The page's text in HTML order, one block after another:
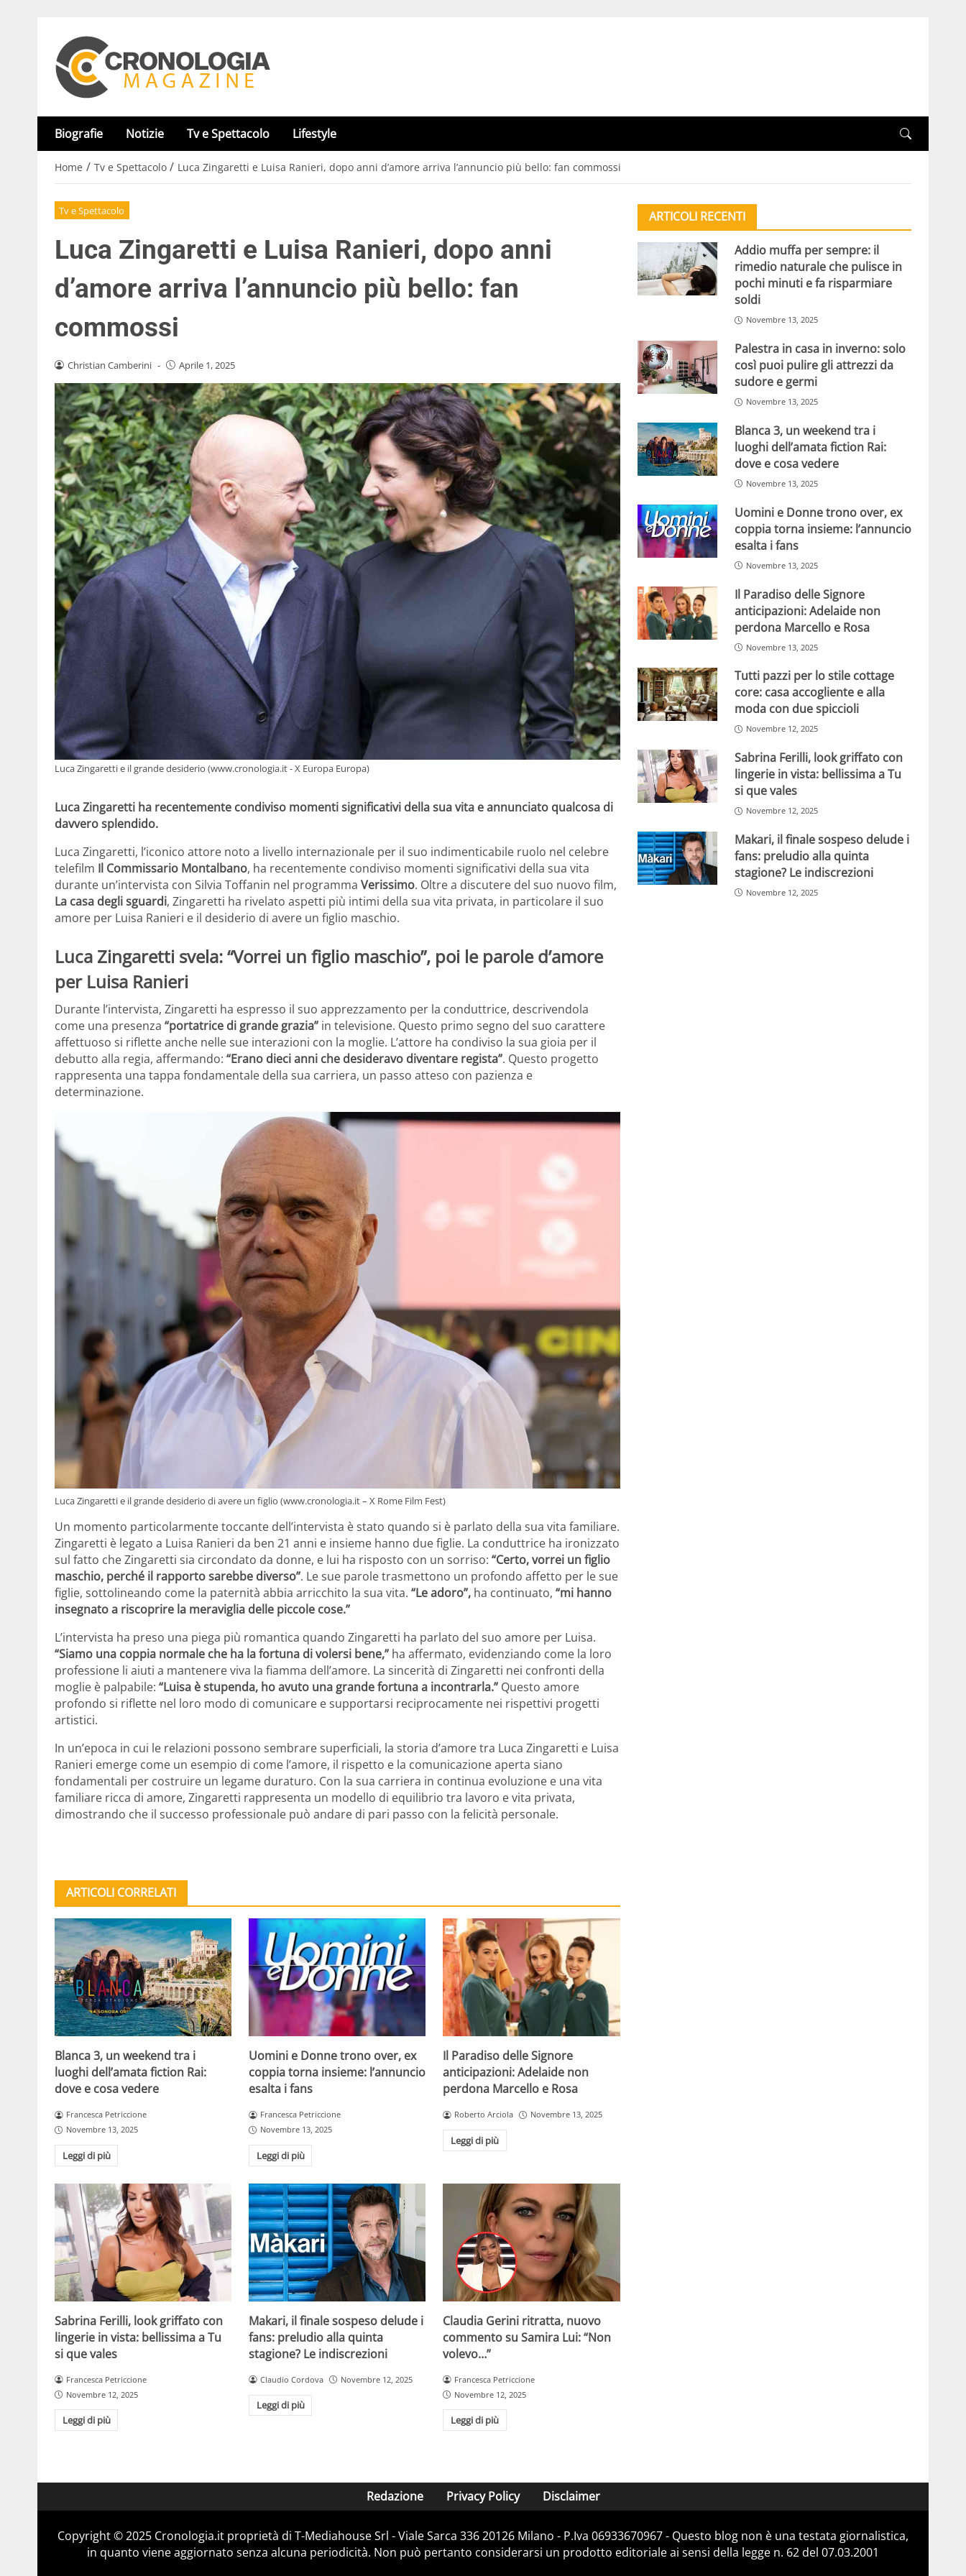
Biografie Notizie Tv e Spettacolo Lifestyle
Home / Tv e Spettacolo / Luca Zingaretti e Luisa Ranieri, dopo anni d’amore arriva l’annuncio più bello: fan commossi
Tv e Spettacolo
Luca Zingaretti e Luisa Ranieri, dopo anni
d’amore arriva l’annuncio più bello: fan
commossi
Christian Camberini - Aprile 1, 2025
Luca Zingaretti e il grande desiderio (www.cronologia.it - X Europa Europa)
Luca Zingaretti ha recentemente condiviso momenti significativi della sua vita e annunciato qualcosa di
davvero splendido.
Luca Zingaretti, l’iconico attore noto a livello internazionale per il suo indimenticabile ruolo nel celebre
telefilm Il Commissario Montalbano, ha recentemente condiviso momenti significativi della sua vita
durante un’intervista con Silvia Toffanin nel programma Verissimo. Oltre a discutere del suo nuovo film,
La casa degli sguardi, Zingaretti ha rivelato aspetti più intimi della sua vita privata, in particolare il suo
amore per Luisa Ranieri e il desiderio di avere un figlio maschio.
Luca Zingaretti svela: “Vorrei un figlio maschio”, poi le parole d’amore
per Luisa Ranieri
Durante l’intervista, Zingaretti ha espresso il suo apprezzamento per la conduttrice, descrivendola
come una presenza “portatrice di grande grazia” in televisione. Questo primo segno del suo carattere
affettuoso si riflette anche nelle sue interazioni con la moglie. L’attore ha condiviso la sua gioia per il
debutto alla regia, affermando: “Erano dieci anni che desideravo diventare regista”. Questo progetto
rappresenta una tappa fondamentale della sua carriera, un passo atteso con pazienza e
determinazione.
Luca Zingaretti e il grande desiderio di avere un figlio (www.cronologia.it – X Rome Film Fest)
Un momento particolarmente toccante dell’intervista è stato quando si è parlato della sua vita familiare.
Zingaretti è legato a Luisa Ranieri da ben 21 anni e insieme hanno due figlie. La conduttrice ha ironizzato
sul fatto che Zingaretti sia circondato da donne, e lui ha risposto con un sorriso: “Certo, vorrei un figlio
maschio, perché il rapporto sarebbe diverso”. Le sue parole trasmettono un profondo affetto per le sue
figlie, sottolineando come la paternità abbia arricchito la sua vita. “Le adoro”, ha continuato, “mi hanno
insegnato a riscoprire la meraviglia delle piccole cose.”
L’intervista ha preso una piega più romantica quando Zingaretti ha parlato del suo amore per Luisa.
“Siamo una coppia normale che ha la fortuna di volersi bene,” ha affermato, evidenziando come la loro
professione li aiuti a mantenere viva la fiamma dell’amore. La sincerità di Zingaretti nei confronti della
moglie è palpabile: “Luisa è stupenda, ho avuto una grande fortuna a incontrarla.” Questo amore
profondo si riflette nel loro modo di comunicare e supportarsi reciprocamente nei rispettivi progetti
artistici.
In un’epoca in cui le relazioni possono sembrare superficiali, la storia d’amore tra Luca Zingaretti e Luisa
Ranieri emerge come un esempio di come l’amore, il rispetto e la comunicazione aperta siano
fondamentali per costruire un legame duraturo. Con la sua carriera in continua evoluzione e una vita
familiare ricca di amore, Zingaretti rappresenta un modello di equilibrio tra lavoro e vita privata,
dimostrando che il successo professionale può andare di pari passo con la felicità personale.
ARTICOLI CORRELATI
Blanca 3, un weekend tra i
luoghi dell’amata fiction Rai:
dove e cosa vedere
Francesca Petriccione
Novembre 13, 2025
Leggi di più
Uomini e Donne trono over, ex
coppia torna insieme: l’annuncio
esalta i fans
Francesca Petriccione
Novembre 13, 2025
Leggi di più
Il Paradiso delle Signore
anticipazioni: Adelaide non
perdona Marcello e Rosa
Roberto Arciola Novembre 13, 2025
Leggi di più
Sabrina Ferilli, look griffato con
lingerie in vista: bellissima a Tu
si que vales
Francesca Petriccione
Novembre 12, 2025
Leggi di più
Makari, il finale sospeso delude i
fans: preludio alla quinta
stagione? Le indiscrezioni
Claudio Cordova Novembre 12, 2025
Leggi di più
Claudia Gerini ritratta, nuovo
commento su Samira Lui: “Non
volevo…”
Francesca Petriccione
Novembre 12, 2025
Leggi di più
ARTICOLI RECENTI
Addio muffa per sempre: il
rimedio naturale che pulisce in
pochi minuti e fa risparmiare
soldi
Novembre 13, 2025
Palestra in casa in inverno: solo
così puoi pulire gli attrezzi da
sudore e germi
Novembre 13, 2025
Blanca 3, un weekend tra i
luoghi dell’amata fiction Rai:
dove e cosa vedere
Novembre 13, 2025
Uomini e Donne trono over, ex
coppia torna insieme: l’annuncio
esalta i fans
Novembre 13, 2025
Il Paradiso delle Signore
anticipazioni: Adelaide non
perdona Marcello e Rosa
Novembre 13, 2025
Tutti pazzi per lo stile cottage
core: casa accogliente e alla
moda con due spiccioli
Novembre 12, 2025
Sabrina Ferilli, look griffato con
lingerie in vista: bellissima a Tu
si que vales
Novembre 12, 2025
Makari, il finale sospeso delude i
fans: preludio alla quinta
stagione? Le indiscrezioni
Novembre 12, 2025
Redazione Privacy Policy Disclaimer
Copyright © 2025 Cronologia.it proprietà di T-Mediahouse Srl - Viale Sarca 336 20126 Milano - P.Iva 06933670967 - Questo blog non è una testata giornalistica,
in quanto viene aggiornato senza alcuna periodicità. Non può pertanto considerarsi un prodotto editoriale ai sensi della legge n. 62 del 07.03.2001